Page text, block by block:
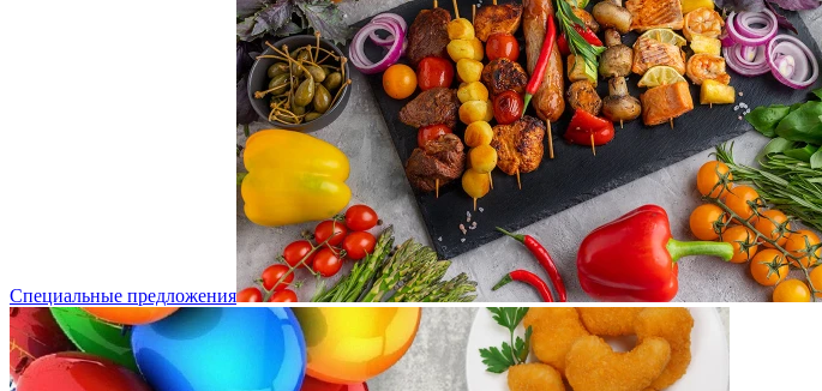
Специальные предложения